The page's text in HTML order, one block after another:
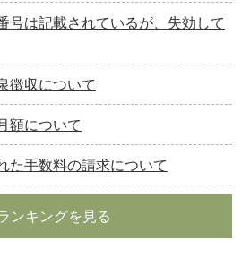
号は記載されているが、失効して
徴収について
額について
た手数料の請求について
ンキングを見る